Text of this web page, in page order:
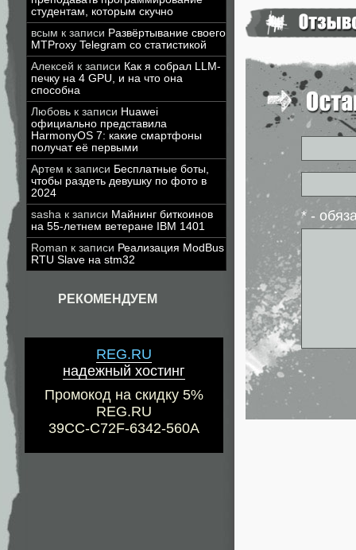
студентам, которым скучно
всым к записи Развёртывание своего
MTProxy Telegram со статистикой
Алексей к записи Как я собрал LLM-
печку на 4 GPU, и на что она
способна
Любовь к записи Huawei
официально представила
HarmonyOS 7: какие смартфоны
получат её первыми
Артем к записи Бесплатные боты,
чтобы раздеть девушку по фото в
2024
sasha к записи Майнинг биткоинов
на 55-летнем ветеране IBM 1401
Roman к записи Реализация ModBus
RTU Slave на stm32
РЕКОМЕНДУЕМ
REG.RU
надежный хостинг
Промокод на скидку 5%
REG.RU
39CC-C72F-6342-560A
* -